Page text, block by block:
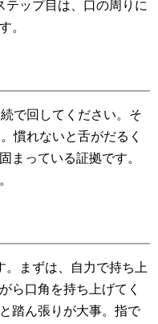
テップ目は、口の周りに
。
で回してください。そ
慣れないと舌がだるく
まっている証拠です。
。まずは、自力で持ち上
ら口角を持ち上げてく
踏ん張りが大事。指で